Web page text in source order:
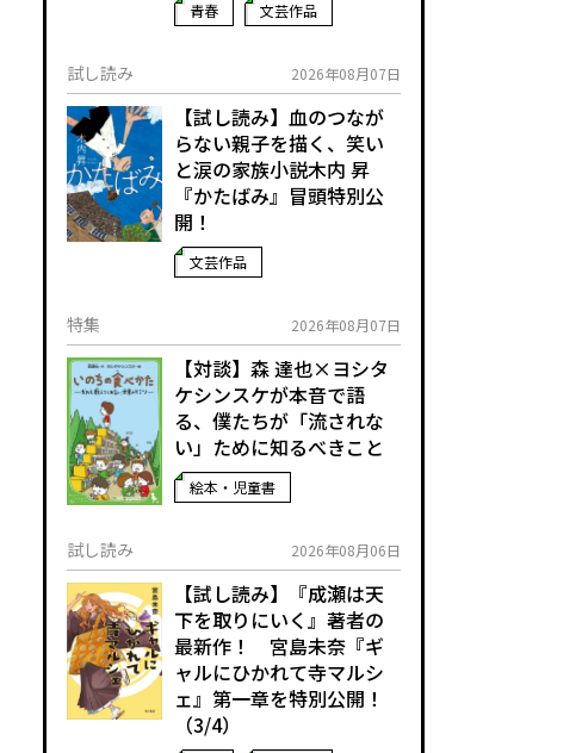
青春 文芸作品
試し読み 2026年08月07日
【試し読み】血のつなが
らない親子を描く、笑い
と涙の家族小説――木内 昇
『かたばみ』冒頭特別公
開！
文芸作品
特集 2026年08月07日
【対談】森 達也×ヨシタ
ケシンスケが本音で語
る、僕たちが「流されな
い」ために知るべきこと
絵本・児童書
試し読み 2026年08月06日
【試し読み】『成瀬は天
下を取りにいく』著者の
最新作！ 宮島未奈『ギ
ャルにひかれて寺マルシ
ェ』第一章を特別公開！
（3/4）